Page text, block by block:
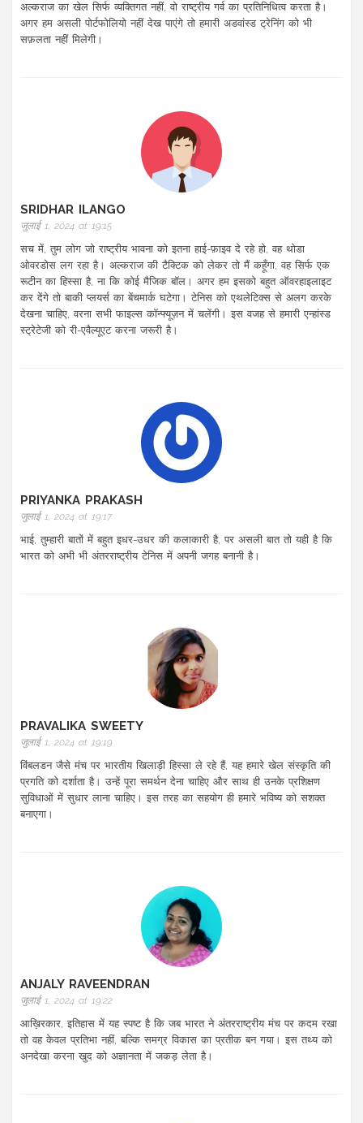
अल्कराज का खेल सिर्फ व्यक्तिगत नहीं, वो राष्ट्रीय गर्व का प्रतिनिधित्व करता है।
अगर हम असली पोर्टफोलियो नहीं देख पाएंगे तो हमारी अडवांस्ड ट्रेनिंग को भी
सफ़लता नहीं मिलेगी।
SRIDHAR ILANGO
जुलाई 1, 2024 at 19:15
सच में, तुम लोग जो राष्ट्रीय भावना को इतना हाई-फ़ाइव दे रहे हो, वह थोडा
ओवरडोस लग रहा है। अल्कराज की टैक्टिक को लेकर तो मैं कहूँगा, वह सिर्फ एक
रूटीन का हिस्सा है, ना कि कोई मैजिक बॉल। अगर हम इसको बहुत ऑवरहाइलाइट
कर देंगे तो बाकी प्लयर्स का बेंचमार्क घटेगा। टेनिस को एथलेटिक्स से अलग करके
देखना चाहिए, वरना सभी फाइल्स कॉन्फ्यूज़न में चलेंगी। इस वजह से हमारी एन्हांस्ड
स्ट्रेटेजी को री-एवैल्यूएट करना जरूरी है।
PRIYANKA PRAKASH
जुलाई 1, 2024 at 19:17
भाई, तुम्हारी बातों में बहुत इधर-उधर की कलाकारी है, पर असली बात तो यही है कि
भारत को अभी भी अंतरराष्ट्रीय टेनिस में अपनी जगह बनानी है।
PRAVALIKA SWEETY
जुलाई 1, 2024 at 19:19
विंबलडन जैसे मंच पर भारतीय खिलाड़ी हिस्सा ले रहे हैं, यह हमारे खेल संस्कृति की
प्रगति को दर्शाता है। उन्हें पूरा समर्थन देना चाहिए और साथ ही उनके प्रशिक्षण
सुविधाओं में सुधार लाना चाहिए। इस तरह का सहयोग ही हमारे भविष्य को सशक्त
बनाएगा।
ANJALY RAVEENDRAN
जुलाई 1, 2024 at 19:22
आख़िरकार, इतिहास में यह स्पष्ट है कि जब भारत ने अंतरराष्ट्रीय मंच पर कदम रखा
तो वह केवल प्रतिभा नहीं, बल्कि समग्र विकास का प्रतीक बन गया। इस तथ्य को
अनदेखा करना खुद को अज्ञानता में जकड़ लेता है।